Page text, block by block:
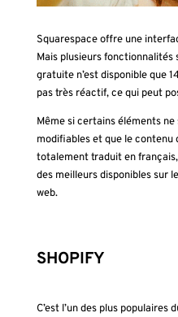
Squarespace offre une
Mais plusieurs
gratuite n’est disponible que
pas très réactif, ce qui peut
Même si certains éléments
modifiables et que le contenu
totalement traduit en
des meilleurs disponibles sur
web.
SHOPIFY
C’est l’un des plus populaires